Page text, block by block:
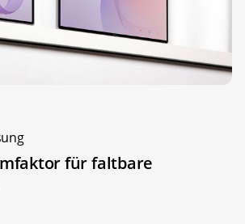
für faltbare